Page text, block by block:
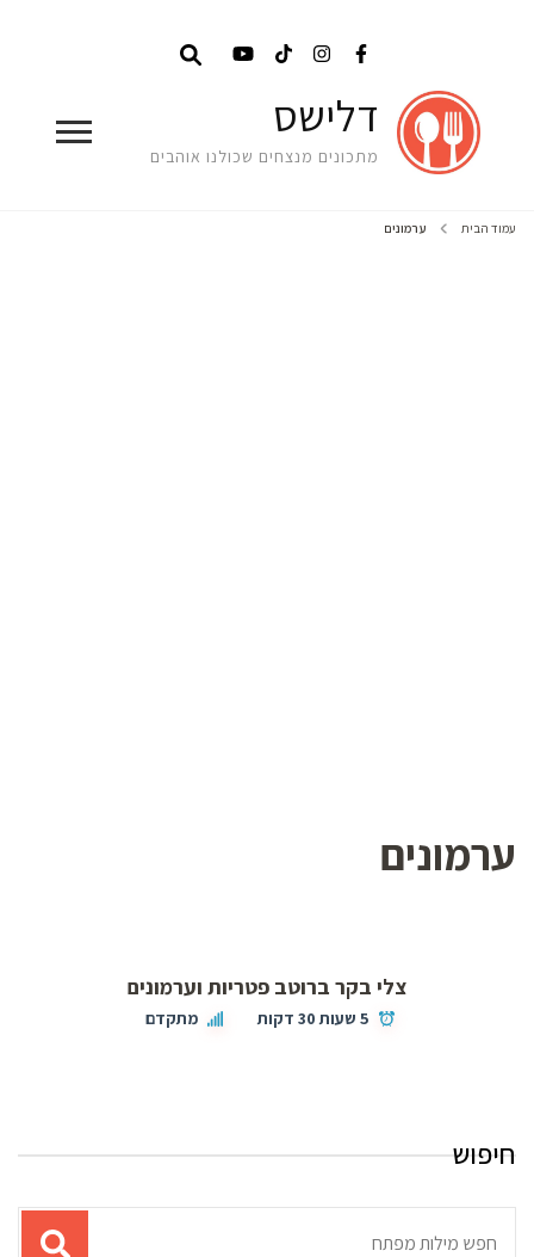
דלישס
מתכונים מנצחים שכולנו אוהבים
עמוד הבית ערמונים
ערמונים
צלי בקר ברוטב פטריות וערמונים
5 שעות 30 דקות מתקדם
חיפוש